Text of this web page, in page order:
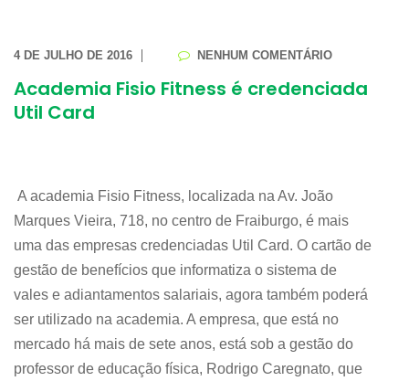
4 DE JULHO DE 2016 NENHUM COMENTÁRIO
Academia Fisio Fitness é credenciada
Util Card
A academia Fisio Fitness, localizada na Av. João
Marques Vieira, 718, no centro de Fraiburgo, é mais
uma das empresas credenciadas Util Card. O cartão de
gestão de benefícios que informatiza o sistema de
vales e adiantamentos salariais, agora também poderá
ser utilizado na academia. A empresa, que está no
mercado há mais de sete anos, está sob a gestão do
professor de educação física, Rodrigo Caregnato, que